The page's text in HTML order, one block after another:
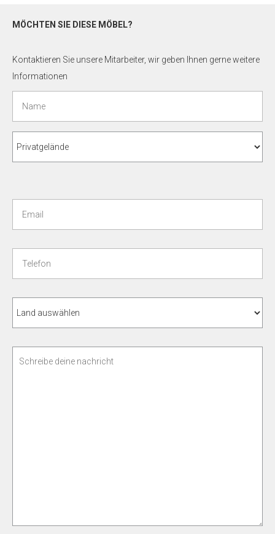
MÖCHTEN SIE DIESE MÖBEL?
Kontaktieren Sie unsere Mitarbeiter, wir geben Ihnen gerne weitere
Informationen